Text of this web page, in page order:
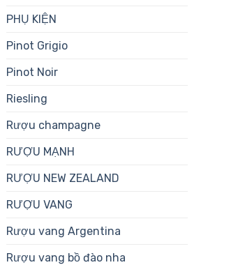
PHỤ KIỆN
Pinot Grigio
Pinot Noir
Riesling
Rượu champagne
RƯỢU MẠNH
RƯỢU NEW ZEALAND
RƯỢU VANG
Rượu vang Argentina
Rượu vang bồ đào nha